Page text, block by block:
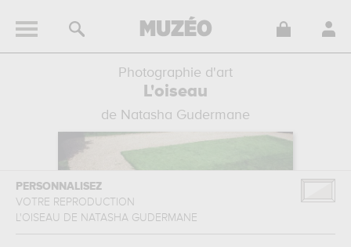
Photographie d'art
L'oiseau
de Natasha Gudermane
PERSONNALISEZ
VOTRE REPRODUCTION
L'OISEAU DE NATASHA GUDERMANE